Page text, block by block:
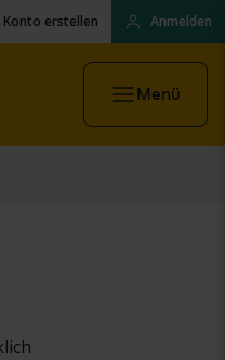
Konto erstellen Anmelden
Menü